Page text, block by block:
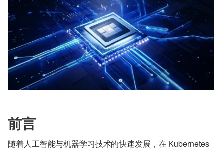
前言
随着人工智能与机器学习技术的快速发展，在 Kubernetes